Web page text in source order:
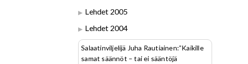
Lehdet 2005
Lehdet 2004
Salaatinviljelijä Juha Rautiainen:”Kaikille
samat säännöt – tai ei sääntöjä